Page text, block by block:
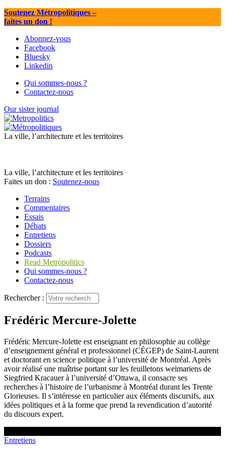
Soutenez Métropolitiques–
faites un don !
Abonnez-vous
Facebook
Bluesky
Linkedin
Qui sommes-nous ?
Contactez-nous
Our sister journal
La ville, l’architecture et les territoires
La ville, l’architecture et les territoires
Faites un don : Soutenez-nous
Terrains
Commentaires
Essais
Débats
Entretiens
Dossiers
Podcasts
Read Metropolitics
Qui sommes-nous ?
Contactez-nous
Rechercher :
Frédéric Mercure-Jolette
Frédéric Mercure-Jolette est enseignant en philosophie au collège
d’enseignement général et professionnel (CÉGEP) de Saint-Laurent
et doctorant en science politique à l’université de Montréal. Après
avoir réalisé une maîtrise portant sur les feuilletons weimariens de
Siegfried Kracauer à l’université d’Ottawa, il consacre ses
recherches à l’histoire de l’urbanisme à Montréal durant les Trente
Glorieuses. Il s’intéresse en particulier aux éléments discursifs, aux
idées politiques et à la forme que prend la revendication d’autorité
du discours expert.
Entretiens